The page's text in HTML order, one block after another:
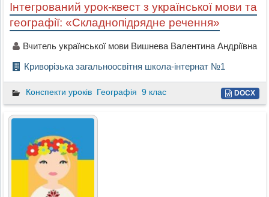
Інтегрований урок-квест з української мови та
географії: «Складнопідрядне речення»
Вчитель української мови Вишнева Валентина Андріївна
Криворізька загальноосвітня школа-інтернат №1
Конспекти уроків Географія 9 клас DOCX